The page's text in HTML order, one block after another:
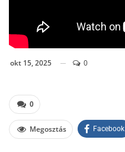
okt 15, 2025 0
0
Megosztás Facebook